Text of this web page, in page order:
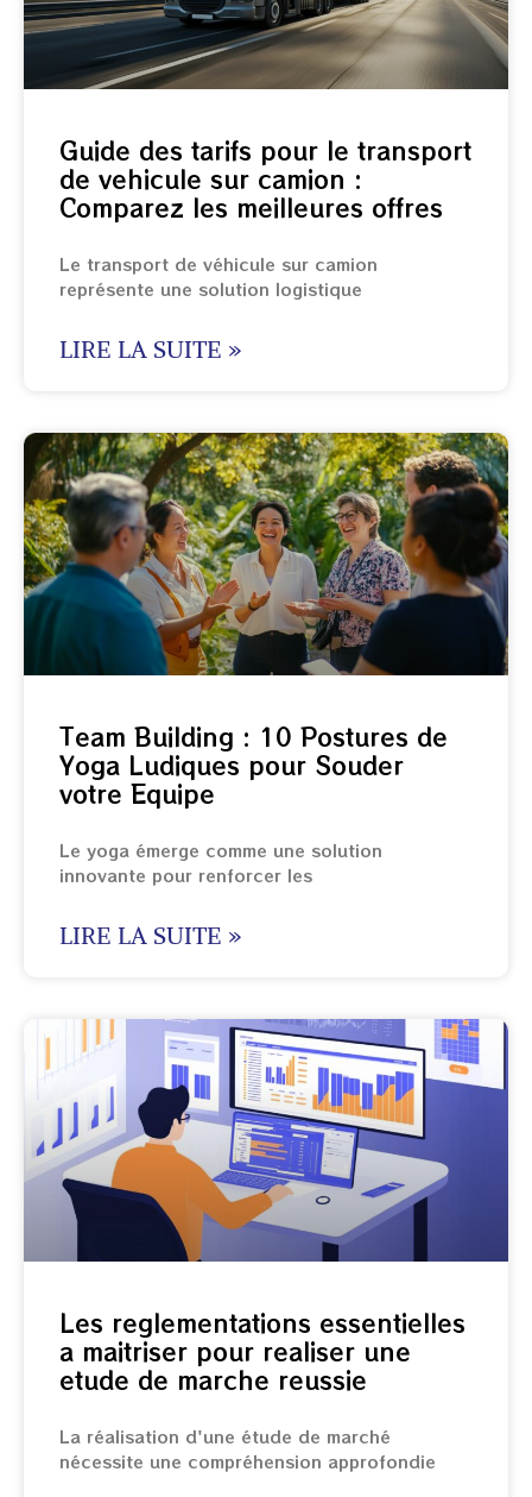
Guide des tarifs pour le transport
de vehicule sur camion :
Comparez les meilleures offres
Le transport de véhicule sur camion
représente une solution logistique
LIRE LA SUITE »
Team Building : 10 Postures de
Yoga Ludiques pour Souder
votre Equipe
Le yoga émerge comme une solution
innovante pour renforcer les
LIRE LA SUITE »
Les reglementations essentielles
a maitriser pour realiser une
etude de marche reussie
La réalisation d'une étude de marché
nécessite une compréhension approfondie